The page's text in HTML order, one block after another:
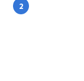
2